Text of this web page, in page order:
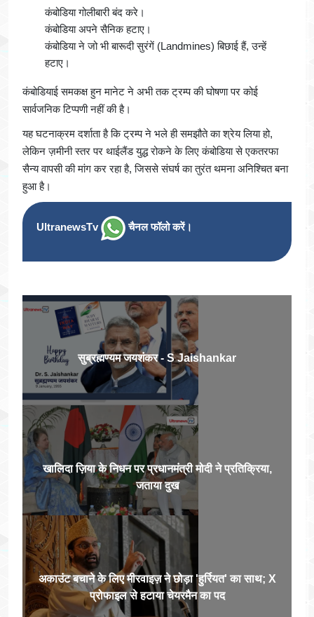
कंबोडिया गोलीबारी बंद करे।
कंबोडिया अपने सैनिक हटाए।
कंबोडिया ने जो भी बारूदी सुरंगें (Landmines) बिछाई हैं, उन्हें
हटाए।
कंबोडियाई समकक्ष हुन मानेट ने अभी तक ट्रम्प की घोषणा पर कोई
सार्वजनिक टिप्पणी नहीं की है।
यह घटनाक्रम दर्शाता है कि ट्रम्प ने भले ही समझौते का श्रेय लिया हो,
लेकिन ज़मीनी स्तर पर थाईलैंड युद्ध रोकने के लिए कंबोडिया से एकतरफा
सैन्य वापसी की मांग कर रहा है, जिससे संघर्ष का तुरंत थमना अनिश्चित बना
हुआ है।
UltranewsTv चैनल फॉलो करें।
सुब्रह्मण्यम जयशंकर - S Jaishankar
खालिदा ज़िया के निधन पर प्रधानमंत्री मोदी ने प्रतिक्रिया,
जताया दुख
अकाउंट बचाने के लिए मीरवाइज़ ने छोड़ा 'हुर्रियत' का साथ; X
प्रोफाइल से हटाया चेयरमैन का पद